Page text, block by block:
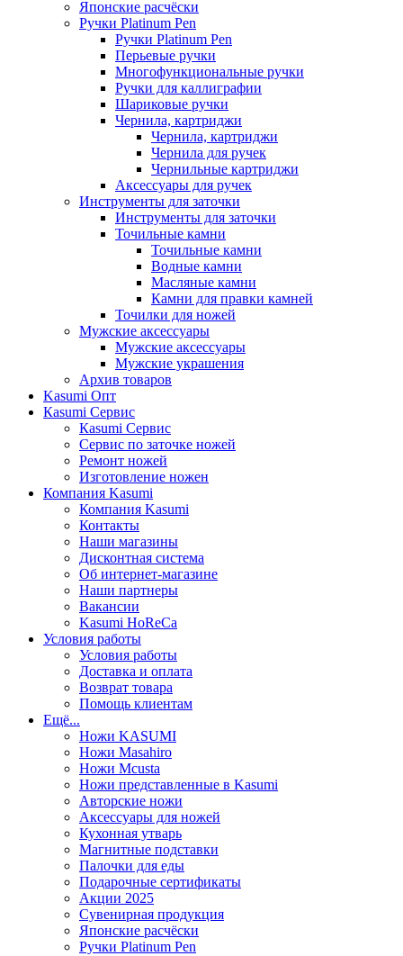
Японские расчёски
Ручки Platinum Pen
Ручки Platinum Pen
Перьевые ручки
Многофункциональные ручки
Ручки для каллиграфии
Шариковые ручки
Чернила, картриджи
Чернила, картриджи
Чернила для ручек
Чернильные картриджи
Аксессуары для ручек
Инструменты для заточки
Инструменты для заточки
Точильные камни
Точильные камни
Водные камни
Масляные камни
Камни для правки камней
Точилки для ножей
Мужские аксессуары
Мужские аксессуары
Мужские украшения
Архив товаров
Kasumi Опт
Кasumi Сервис
Кasumi Сервис
Сервис по заточке ножей
Ремонт ножей
Изготовление ножен
Компания Kasumi
Компания Kasumi
Контакты
Наши магазины
Дисконтная система
Об интернет-магазине
Наши партнеры
Вакансии
Kasumi HoReCa
Условия работы
Условия работы
Доставка и оплата
Возврат товара
Помощь клиентам
Ещё...
Ножи KASUMI
Ножи Masahiro
Ножи Mcusta
Ножи представленные в Kasumi
Авторские ножи
Аксессуары для ножей
Кухонная утварь
Магнитные подставки
Палочки для еды
Подарочные сертификаты
Акции 2025
Сувенирная продукция
Японские расчёски
Ручки Platinum Pen